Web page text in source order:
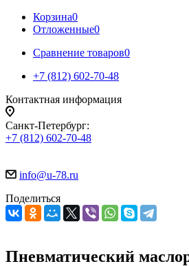
Корзина0
Отложенные0
Сравнение товаров0
+7 (812) 602-70-48
Контактная информация
Санкт-Петербург:
+7 (812) 602-70-48
info@u-78.ru
Поделиться
Пневматический